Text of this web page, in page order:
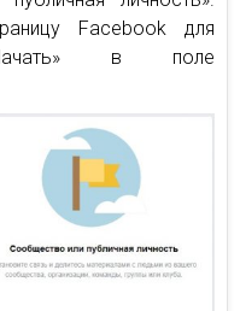
Facebook для
в поле